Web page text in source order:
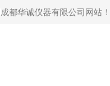
成都华诚仪器有限公司网站 ！